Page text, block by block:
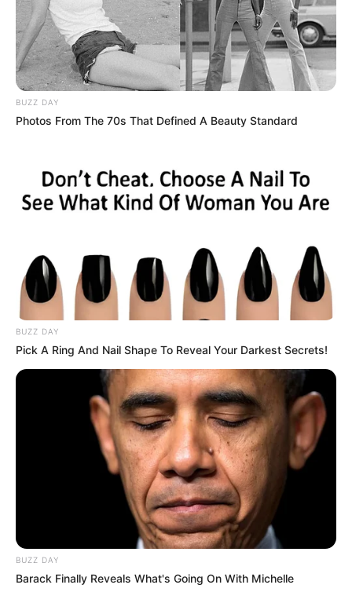
BUZZ DAY
Photos From The 70s That Defined A Beauty Standard
BUZZ DAY
Pick A Ring And Nail Shape To Reveal Your Darkest Secrets!
BUZZ DAY
Barack Finally Reveals What's Going On With Michelle